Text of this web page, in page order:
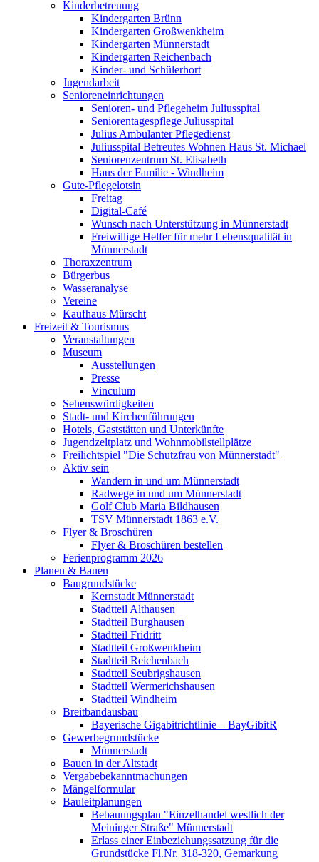
Kinderbetreuung
Kindergarten Brünn
Kindergarten Großwenkheim
Kindergarten Münnerstadt
Kindergarten Reichenbach
Kinder- und Schülerhort
Jugendarbeit
Senioreneinrichtungen
Senioren- und Pflegeheim Juliusspital
Seniorentagespflege Juliusspital
Julius Ambulanter Pflegedienst
Juliusspital Betreutes Wohnen Haus St. Michael
Seniorenzentrum St. Elisabeth
Haus der Familie - Windheim
Gute-Pflegelotsin
Freitag
Digital-Café
Wunsch nach Unterstützung in Münnerstadt
Freiwillige Helfer für mehr Lebensqualität in
Münnerstadt
Thoraxzentrum
Bürgerbus
Wasseranalyse
Vereine
Kaufhaus Mürscht
Freizeit & Tourismus
Veranstaltungen
Museum
Ausstellungen
Presse
Vinculum
Sehenswürdigkeiten
Stadt- und Kirchenführungen
Hotels, Gaststätten und Unterkünfte
Jugendzeltplatz und Wohnmobilstellplätze
Freilichtspiel "Die Schutzfrau von Münnerstadt"
Aktiv sein
Wandern in und um Münnerstadt
Radwege in und um Münnerstadt
Golf Club Maria Bildhausen
TSV Münnerstadt 1863 e.V.
Flyer & Broschüren
Flyer & Broschüren bestellen
Ferienprogramm 2026
Planen & Bauen
Baugrundstücke
Kernstadt Münnerstadt
Stadtteil Althausen
Stadtteil Burghausen
Stadtteil Fridritt
Stadtteil Großwenkheim
Stadtteil Reichenbach
Stadtteil Seubrigshausen
Stadtteil Wermerichshausen
Stadtteil Windheim
Breitbandausbau
Bayerische Gigabitrichtlinie – BayGibitR
Gewerbegrundstücke
Münnerstadt
Bauen in der Altstadt
Vergabebekanntmachungen
Mängelformular
Bauleitplanungen
Bebauungsplan "Einzelhandel westlich der
Meininger Straße" Münnerstadt
Erlass einer Einbeziehungssatzung für die
Grundstücke Fl.Nr. 318-320, Gemarkung